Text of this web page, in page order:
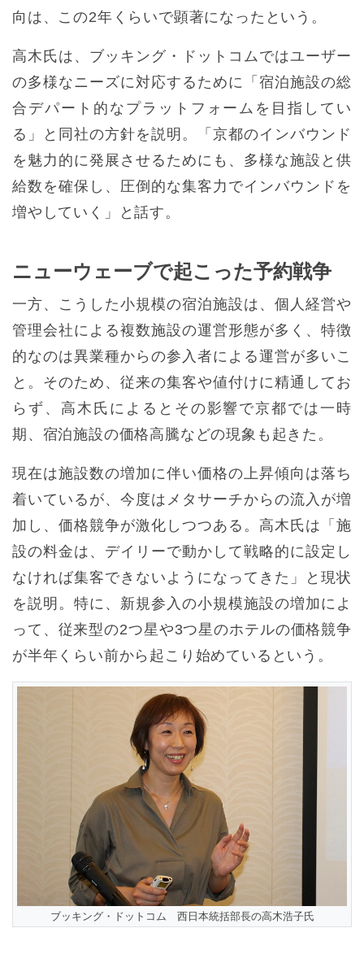
向は、この2年くらいで顕著になったという。
高木氏は、ブッキング・ドットコムではユーザー
の多様なニーズに対応するために「宿泊施設の総
合デパート的なプラットフォームを目指してい
る」と同社の方針を説明。「京都のインバウンド
を魅力的に発展させるためにも、多様な施設と供
給数を確保し、圧倒的な集客力でインバウンドを
増やしていく」と話す。
ニューウェーブで起こった予約戦争
一方、こうした小規模の宿泊施設は、個人経営や
管理会社による複数施設の運営形態が多く、特徴
的なのは異業種からの参入者による運営が多いこ
と。そのため、従来の集客や値付けに精通してお
らず、高木氏によるとその影響で京都では一時
期、宿泊施設の価格高騰などの現象も起きた。
現在は施設数の増加に伴い価格の上昇傾向は落ち
着いているが、今度はメタサーチからの流入が増
加し、価格競争が激化しつつある。高木氏は「施
設の料金は、デイリーで動かして戦略的に設定し
なければ集客できないようになってきた」と現状
を説明。特に、新規参入の小規模施設の増加によ
って、従来型の2つ星や3つ星のホテルの価格競争
が半年くらい前から起こり始めているという。
ブッキング・ドットコム 西日本統括部長の高木浩子氏